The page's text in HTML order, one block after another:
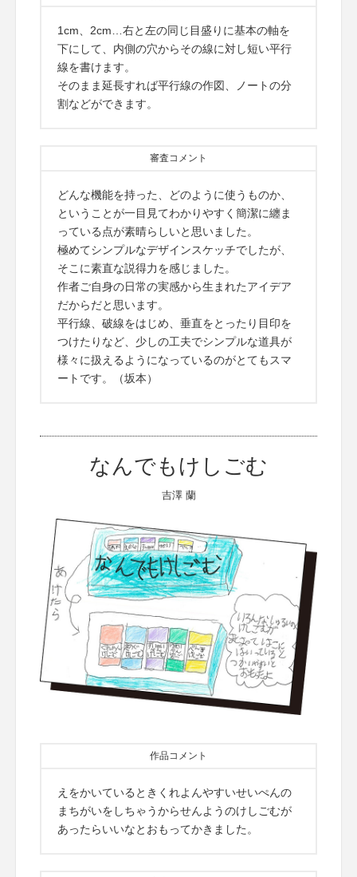
1cm、2cm…右と左の同じ目盛りに基本の軸を
下にして、内側の穴からその線に対し短い平行
線を書けます。
そのまま延長すれば平行線の作図、ノートの分
割などができます。
審査コメント
どんな機能を持った、どのように使うものか、
ということが一目見てわかりやすく簡潔に纏ま
っている点が素晴らしいと思いました。
極めてシンプルなデザインスケッチでしたが、
そこに素直な説得力を感じました。
作者ご自身の日常の実感から生まれたアイデア
だからだと思います。
平行線、破線をはじめ、垂直をとったり目印を
つけたりなど、少しの工夫でシンプルな道具が
様々に扱えるようになっているのがとてもスマ
ートです。（坂本）
なんでもけしごむ
吉澤 蘭
作品コメント
えをかいているときくれよんやすいせいぺんの
まちがいをしちゃうからせんようのけしごむが
あったらいいなとおもってかきました。